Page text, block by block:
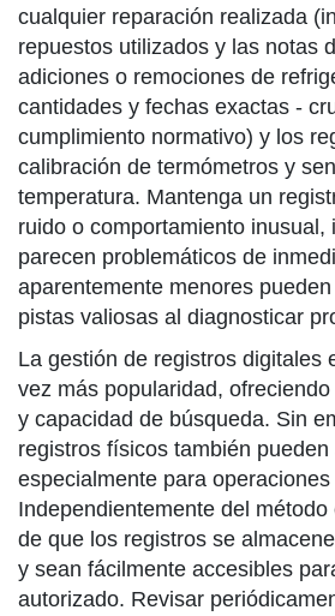
cualquier reparación realizada
repuestos utilizados y las notas
adiciones o remociones de
cantidades y fechas exactas -
cumplimiento normativo) y los
calibración de termómetros y
temperatura. Mantenga un
ruido o comportamiento inusual,
parecen problemáticos de
aparentemente menores
pistas valiosas al diagnosticar
La gestión de registros digitales
vez más popularidad,
y capacidad de búsqueda. Sin
registros físicos también pueden
especialmente para
Independientemente del
de que los registros se
y sean fácilmente accesibles
autorizado. Revisar